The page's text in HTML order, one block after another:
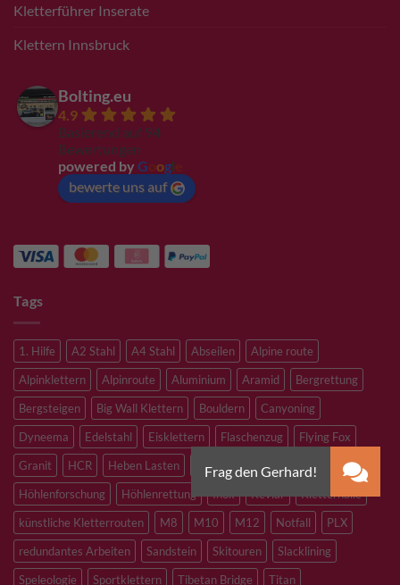
Kletterführer Inserate
Klettern Innsbruck
Bolting.eu
4.9
Basierend auf 94
Bewertungen
powered by G ogl
bewerte uns auf
Tags
1. Hilfe A2 Stahl A4 Stahl Abseilen
Alpine route
Alpinklettern
Alpinroute Aluminium Aramid
Bergrettung
Bergsteigen
Big Wall Klettern Bouldern
Canyoning
Dyneema
Edelstahl Eisklettern Flaschenzug
Flying Fox
Granit
HCR Heben Lasten Hochtouren
Höhenarbeiten
Höhlenforschung
Höhlenrettung Inox Kevlar
Kletterhalle
künstliche Kletterrouten
M8 M10 M12 Notfall
PLX
redundantes Arbeiten
Sandstein Skitouren
Slacklining
Speleologie
Sportklettern Tibetan Bridge
Titan